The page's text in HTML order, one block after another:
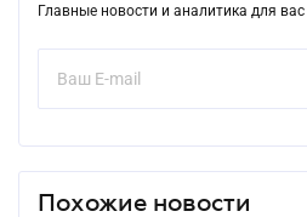
Главные новости и аналитика для
Похожие новости